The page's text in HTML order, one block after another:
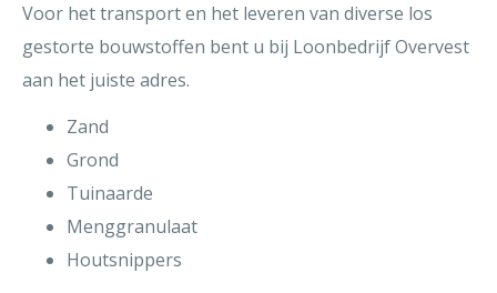
Voor het transport en het leveren van diverse los
gestorte bouwstoffen bent u bij Loonbedrijf Overvest
aan het juiste adres.
Zand
Grond
Tuinaarde
Menggranulaat
Houtsnippers